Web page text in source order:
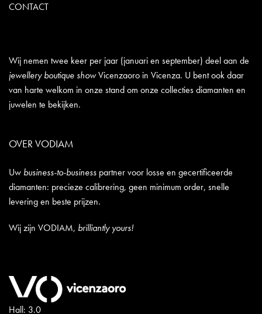
CONTACT
Wij nemen twee keer per jaar (januari en september) deel aan de
jewellery boutique showVicenzaoro in Vicenza. U bent ook daar
van harte welkom in onze stand om onze collecties diamanten en
juwelen te bekijken.
OVER VODIAM
Uw business-to-business partner voor losse en gecertificeerde
diamanten: precieze calibrering, geen minimum order, snelle
levering en beste prijzen.
Wij zijn VODIAM, brilliantly yours!
Hall: 3.0